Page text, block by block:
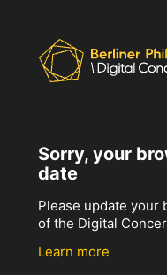
Sorry, your
date
Please update your
of the Digital
Learn more